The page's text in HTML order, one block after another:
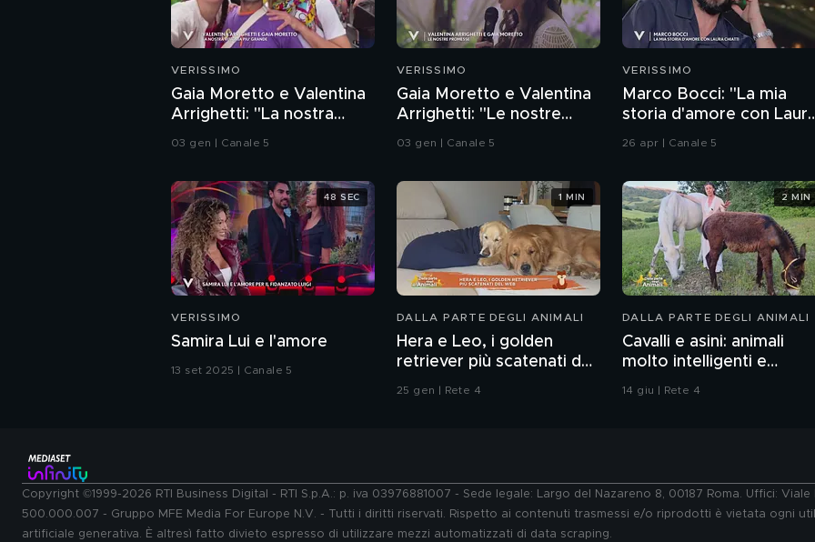
VERISSIMO
Gaia Moretto e Valentina
Arrighetti: "La nostra
vittoria più grande"
03 gen | Canale 5
VERISSIMO
Gaia Moretto e Valentina
Arrighetti: "Le nostre
promesse"
03 gen | Canale 5
VERISSIMO
Marco Bocci: "La mia
storia d'amore con
Chiatti"
26 apr | Canale 5
VERISSIMO
Samira Lui e l'amore
13 set 2025 | Canale 5
48 SEC
DALLA PARTE DEGLI ANIMALI
Hera e Leo, i golden
retriever più scatenati del
25 gen | Rete 4
1 MIN
DALLA PARTE DEGLI ANIMALI
Cavalli e asini: animali
molto intelligenti e
sensibili
14 giu | Rete 4
2 MIN
Copyright ©1999-2026 RTI Business Digital - RTI S.p.A.: p. iva 03976881007 - Sede legale: Largo del Nazareno 8, 00187 Roma. Uffici:
500.000.007 - Gruppo MFE Media For Europe N.V. - Tutti i diritti riservati. Rispetto ai contenuti trasmessi e/o riprodotti è vietata ogni
artificiale generativa. È altresì fatto divieto espresso di utilizzare mezzi automatizzati di data scraping.